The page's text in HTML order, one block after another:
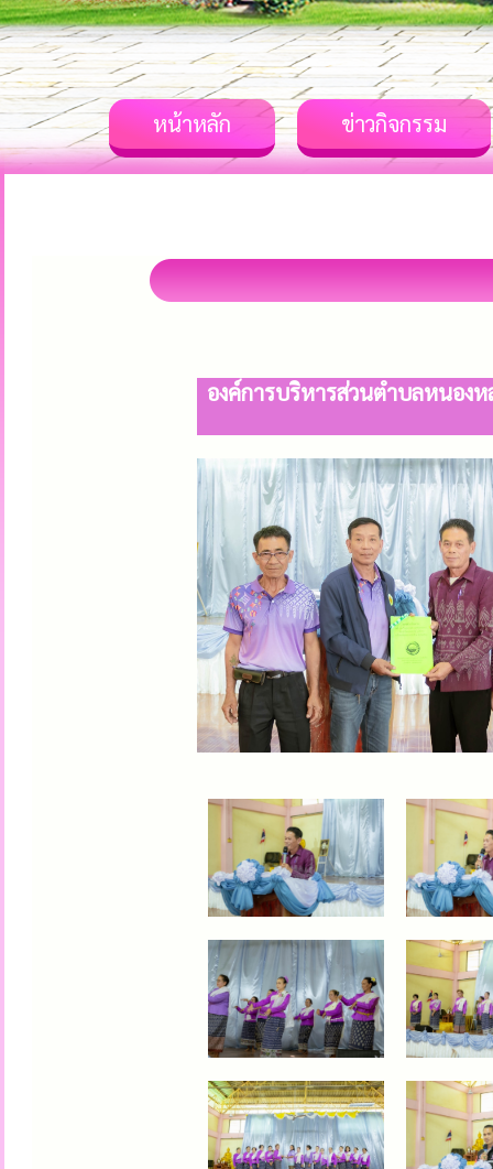
หน้าหลัก ข่าวกิจกรรม
องค์การบริหารส่วนตำบลหนอง